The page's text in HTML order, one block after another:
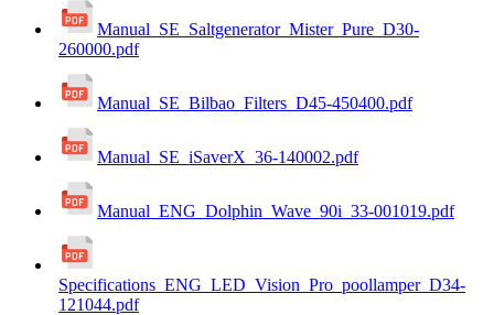
Manual_SE_Saltgenerator_Mister_Pure_D30-
260000.pdf
Manual_SE_Bilbao_Filters_D45-450400.pdf
Manual_SE_iSaverX_36-140002.pdf
Manual_ENG_Dolphin_Wave_90i_33-001019.pdf
Specifications_ENG_LED_Vision_Pro_poollamper_D34-
121044.pdf